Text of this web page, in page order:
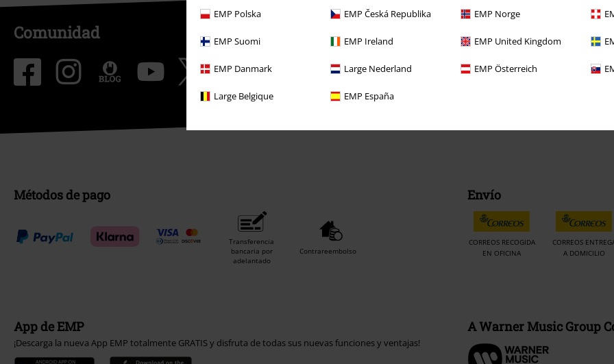
EMP Polska EMP Česká Republika EMP Norge
EMP Suomi EMP Ireland EMP United Kingdom
EMP Danmark Large Nederland EMP Österreich
Large Belgique EMP España
Comunidad
Métodos de pago
Transferencia
bancaria por
adelantado
Contrareembolso
Envío
CORREOS RECOGIDA
EN OFICINA
CORREOS
A DOMICILIO
App de EMP
¡Descarga la nueva App EMP totalmente GRATIS y disfruta de todas sus nuevas funciones y ventajas!
A Warner Music Group